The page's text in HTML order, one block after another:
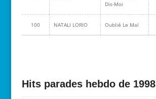
Dis-Moi
100 NATALI LORIO Oublié Le Mal
Hits parades hebdo de 1998